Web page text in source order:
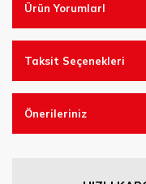
Ürün YorumlarI
Taksit Seçenekleri
Önerileriniz